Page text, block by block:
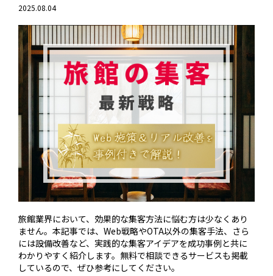
2025.08.04
旅館業界において、効果的な集客方法に悩む方は少なくあり
ません。本記事では、Web戦略やOTA以外の集客手法、さら
には設備改善など、実践的な集客アイデアを成功事例と共に
わかりやすく紹介します。無料で相談できるサービスも掲載
しているので、ぜひ参考にしてください。